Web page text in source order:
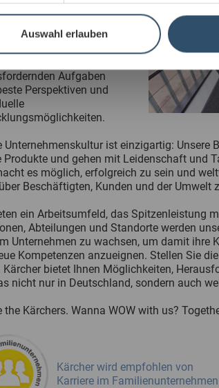
Auswahl erlauben
sind am Markt etwas
sondern auch
als Arbeitgeber. Arbeiten
bedeutet neben
Aufgaben
Perspektiven und
Unternehmenskultur ist einzigartig:
Produkte und gehen mit Leidenschaft und
es möglich, erfolgreich zu sein und
Beschäftigten, Kunden und der Umwelt
ein Arbeitsumfeld, das Spitzenleistung
Abteilungen und Standorte werden
Unternehmen zu wachsen, um damit ihre
Kompetenzen anzueignen. Stellen Sie
Kärcher bietet Ihnen Möglichkeiten,
nicht nur in Deutschland, sondern auch
the Kärchers. Wanna WOW with us?
Kärcher wird empfohlen von
Karriere im Familienunternehmen